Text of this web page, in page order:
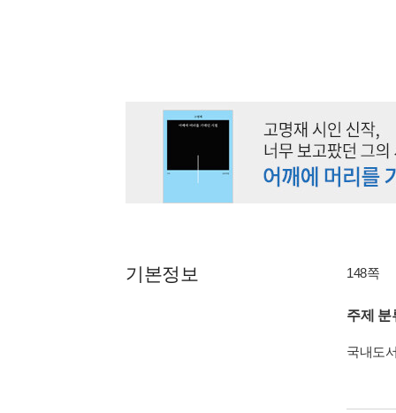
기본정보 148쪽
주제 분
국내도